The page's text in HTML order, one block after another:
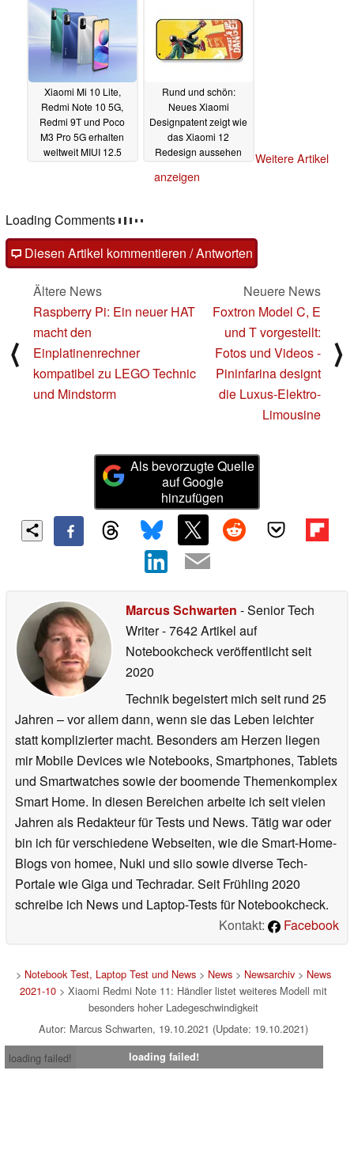
Xiaomi Mi 10 Lite,
Redmi Note 10 5G,
Redmi 9T und Poco
M3 Pro 5G erhalten
weltweit MIUI 12.5
Rund und schön:
Neues Xiaomi
Designpatent zeigt wie
das Xiaomi 12
Redesign aussehen
Weitere Artikel
anzeigen
Loading Comments
Diesen Artikel kommentieren / Antworten
⟨
Ältere News
Raspberry Pi: Ein neuer HAT
macht den
Einplatinenrechner
kompatibel zu LEGO Technic
und Mindstorm
Neuere News
Foxtron Model C, E
und T vorgestellt:
Fotos und Videos -
Pininfarina designt
die Luxus-Elektro-
Limousine
⟩
Als bevorzugte Quelle
auf Google
hinzufügen
Marcus Schwarten - Senior Tech
Writer- 7642 Artikel auf
Notebookcheck veröffentlichtseit
2020
Technik begeistert mich seit rund 25
Jahren – vor allem dann, wenn sie das Leben leichter
statt komplizierter macht. Besonders am Herzen liegen
mir Mobile Devices wie Notebooks, Smartphones, Tablets
und Smartwatches sowie der boomende Themenkomplex
Smart Home. In diesen Bereichen arbeite ich seit vielen
Jahren als Redakteur für Tests und News. Tätig war oder
bin ich für verschiedene Webseiten, wie die Smart-Home-
Blogs von homee, Nuki und siio sowie diverse Tech-
Portale wie Giga und Techradar. Seit Frühling 2020
schreibe ich News und Laptop-Tests für Notebookcheck.
Kontakt:
Facebook
> Notebook Test, Laptop Test und News> News> Newsarchiv> News
2021-10> Xiaomi Redmi Note 11: Händler listet weiteres Modell mit
besonders hoher Ladegeschwindigkeit
Autor: Marcus Schwarten, 19.10.2021 (Update: 19.10.2021)
loading failed!
loading failed!